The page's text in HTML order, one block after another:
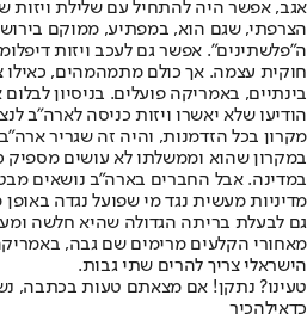
אגב, אפשר היה להתחיל עם שלילת ויזות
הצרפתי, שגם הוא, במפתיע, ממוקם
ה"פלשתינים". אפשר גם לעכב ויזות
חוקית עצמה. אך כולם מתמהמהים, כאילו
בינתיים, באמריקה פועלים. בניסיון
הודיעו שלא יאשרו ויזות כניסה לארה"ב
מקרון בכל הזדמנות, והיה זה שגריר
במקרון שהוא וממשלתו לא עושים מספיק
במדינה. אבל החברים בארה"ב נושאים
מדיניות מעשית נגד מי שפועל נגדה
גם לבעלת בריתה הגדולה שהיא חלשה
מאחורי הקלעים מרימים שם גבה,
הישראלי צריך להרים שתי גבות.
טעינו? נתקן! אם מצאתם טעות בכתבה,
כדאילהכיר